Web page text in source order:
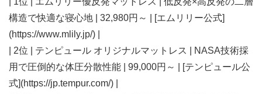
構造で快適な寝心地 | 32,980円～ | [エムリリー公式]
(https://www.mlily.jp/) |
| 2位 | テンピュール オリジナルマットレス | NASA技術採
用で圧倒的な体圧分散性能 | 99,000円～ | [テンピュール公
式](https://jp.tempur.com/) |